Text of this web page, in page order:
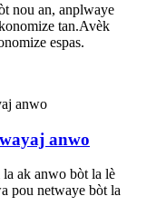
nou an, anplwaye
tan.Avèk
espas.
anwo
ak anwo bòt la lè
pou netwaye bòt la